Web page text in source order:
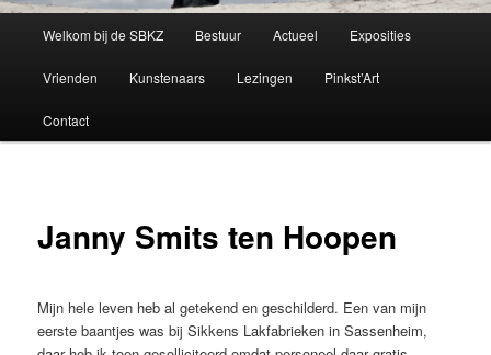
Welkom bij de SBKZ Bestuur Actueel Exposities
Vrienden Kunstenaars Lezingen Pinkst’Art
Contact
Janny Smits ten Hoopen
Mijn hele leven heb al getekend en geschilderd. Een van mijn
eerste baantjes was bij Sikkens Lakfabrieken in Sassenheim,